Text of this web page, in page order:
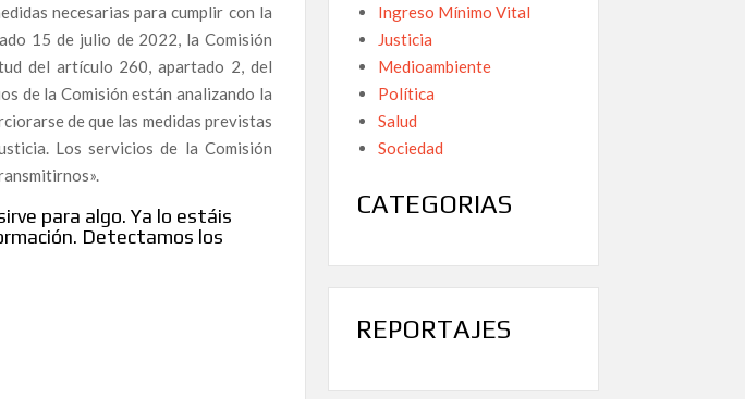
es corrupción
la Intimidad del Poder
de la Manipulación
que Divide a España
a España
y la Denuncia de la
necesarias para cumplir con la
15 de julio de 2022, la Comisión
del artículo 260, apartado 2, del
de la Comisión están analizando la
de que las medidas previstas
Los servicios de la Comisión
para algo. Ya lo estáis
Detectamos los
Ingreso Mínimo Vital
Justicia
Medioambiente
Política
Salud
Sociedad
CATEGORIAS
REPORTAJES